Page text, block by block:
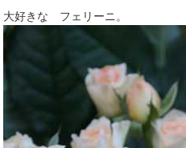
大好きな フェリーニ。